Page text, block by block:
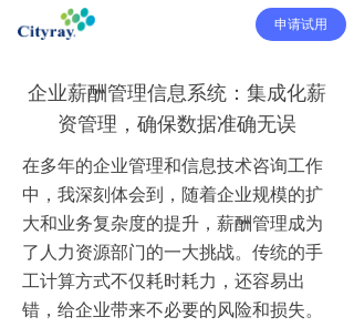
申请试用
企业薪酬管理信息系统：集成化薪
资管理，确保数据准确无误
在多年的企业管理和信息技术咨询工作
中，我深刻体会到，随着企业规模的扩
大和业务复杂度的提升，薪酬管理成为
了人力资源部门的一大挑战。传统的手
工计算方式不仅耗时耗力，还容易出
错，给企业带来不必要的风险和损失。